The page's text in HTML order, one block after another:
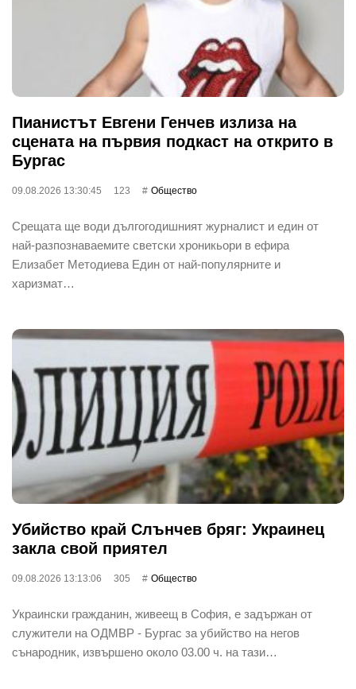
Пианистът Евгени Генчев излиза на
сцената на първия подкаст на открито в
Бургас
09.08.2026 13:30:45 123 Общество
Срещата ще води дългогодишният журналист и един от
най-разпознаваемите светски хроникьори в ефира
Елизабет Методиева Един от най-популярните и
харизмат…
Убийство край Слънчев бряг: Украинец
закла свой приятел
09.08.2026 13:13:06 305 Общество
Украински гражданин, живеещ в София, е задържан от
служители на ОДМВР - Бургас за убийство на негов
сънародник, извършено около 03.00 ч. на тази…